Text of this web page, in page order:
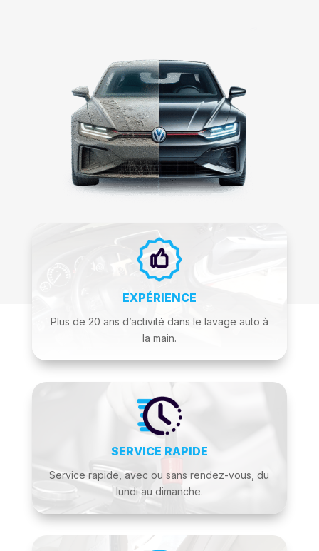
EXPÉRIENCE
Plus de 20 ans d’activité dans le lavage auto à
la main.
SERVICE RAPIDE
Service rapide, avec ou sans rendez-vous, du
lundi au dimanche.